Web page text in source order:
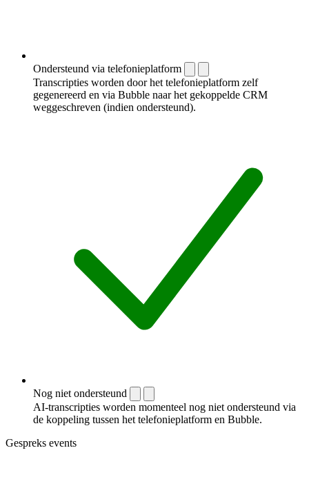
Ondersteund via telefonieplatform
Transcripties worden door het telefonieplatform zelf
gegenereerd en via Bubble naar het gekoppelde CRM
weggeschreven (indien ondersteund).
Nog niet ondersteund
AI-transcripties worden momenteel nog niet ondersteund via
de koppeling tussen het telefonieplatform en Bubble.
Gespreks events